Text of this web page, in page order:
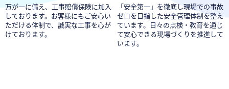
万が一に備え、工事賠償保険に加入
しております。お客様にもご安心い
ただける体制で、誠実な工事を心が
けております。
「安全第一」を徹底し現場での事故
ゼロを目指した安全管理体制を整え
ています。日々の点検・教育を通じ
て安心できる現場づくりを推進して
います。